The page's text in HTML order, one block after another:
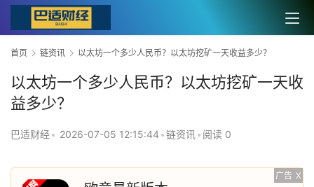
首页 链资讯 以太坊一个多少人民币？以太坊挖矿一天收益多少？
以太坊一个多少人民币？以太坊挖矿一天收
益多少？
巴适财经• 2026-07-05 12:15:44 •链资讯 • 阅读 0
广告 X